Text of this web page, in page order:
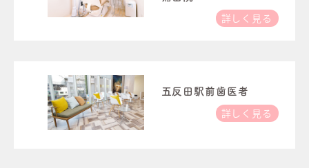
詳しく見る
五反田駅前歯医者
詳しく見る